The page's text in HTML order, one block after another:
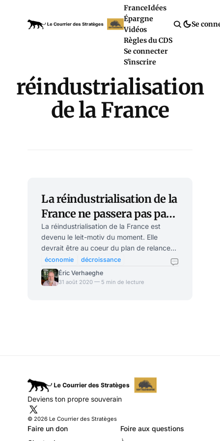
FranceIdées
Épargne
Vidéos
Règles du CDS
Se connecter
S'inscrire
Se
réindustrialisation
de la France
La réindustrialisation de la
France ne passera pas par
la frite belge
La réindustrialisation de la France est
devenu le leit-motiv du moment. Elle
devrait être au coeur du plan de relance
que le gouvernement va présenter cette
semaine. Sauf que, au-delà des
revendications immédiates de
économie
décroissance
Éric Verhaeghe
31 août 2020 — 5 min de lecture
Deviens ton propre souverain
© 2026 Le Courrier des Stratèges
Faire un don
Foire aux questions